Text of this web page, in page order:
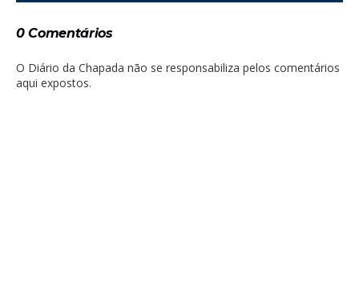
0 Comentários
O Diário da Chapada não se responsabiliza pelos comentários
aqui expostos.